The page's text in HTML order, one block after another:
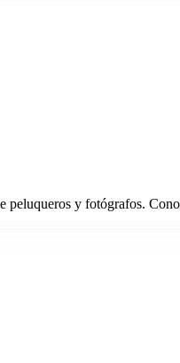
peluqueros y fotógrafos.